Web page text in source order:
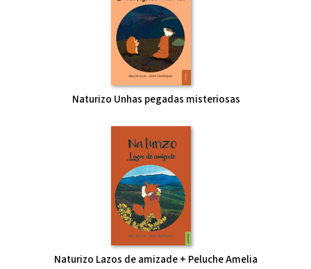
Naturizo Unhas pegadas misteriosas
Naturizo Lazos de amizade + Peluche Amelia